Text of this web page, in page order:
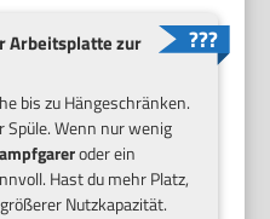
Arbeitsplatte zur
bis zu Hängeschränken.
Spüle. Wenn nur wenig
oder ein
Hast du mehr Platz,
Nutzkapazität.